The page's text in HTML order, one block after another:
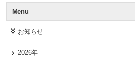
Menu
お知らせ
2026年